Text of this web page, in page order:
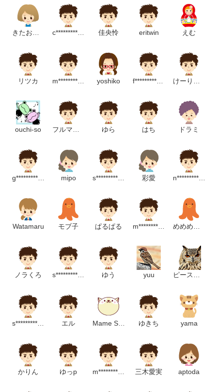
きたおゆり c***********************m 佳央怜 eritwin えむ
リツカ m**********************p yoshiko f***********************m けーりぐれ
ouchi-so フルマークス ゆら はち ドラミ
g****************************p mipo s****************p 彩愛 n***************p
Watamaru モブ子 ぱるぱる m***************************m めめめめめ
ノラくろ s***********************m ゆう yuu ピースケフーコ
s**********************m エル Mame Sugi ゆきち yama
かりん ゆっp m********************m 三木愛実 aptoda